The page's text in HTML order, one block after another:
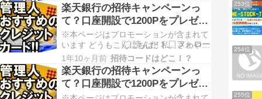
楽天銀行の招待キャンペーンっ
て？口座開設で1200Pをプレゼン
ト！
※本ページはプロモーションが含まれて
います どうもこんにちは!! 私、さわやか
と申します(^^)／ (Twitterアカウン
ト:@sawayaka_otoku) 突然ですが、皆
さん、楽天銀行ってご存知ですか？ こ
ちら、日本国内で一番使われているネッ
1年10ヶ月前 招待コードはどこ！？
楽天銀行の招待キャンペーンっ
て？口座開設で1200Pをプレゼン
ト！
253位
254位
255位